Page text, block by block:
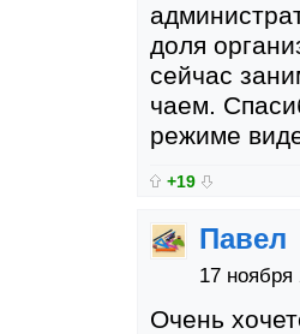
доля
сейчас
чаем.
режиме
+19
Павел
17
Очень